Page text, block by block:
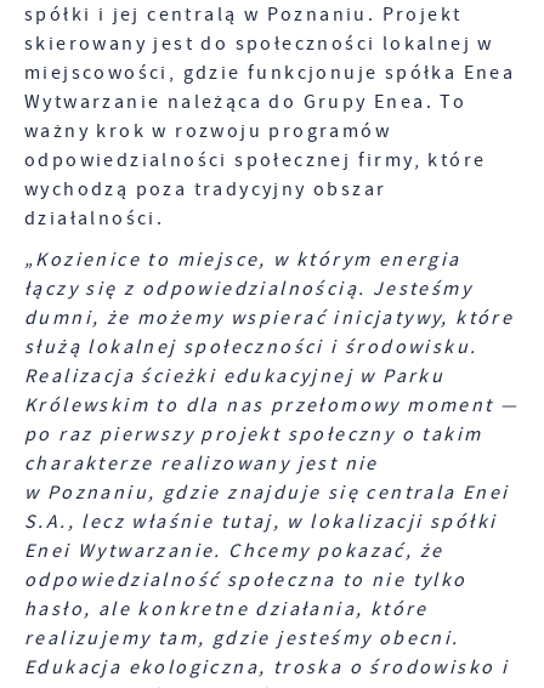
spółki i jej centralą w Poznaniu. Projekt
skierowany jest do społeczności lokalnej w
miejscowości, gdzie funkcjonuje spółka Enea
Wytwarzanie należąca do Grupy Enea. To
ważny krok w rozwoju programów
odpowiedzialności społecznej firmy, które
wychodzą poza tradycyjny obszar
działalności.
„Kozienice to miejsce, w którym energia
łączy się z odpowiedzialnością. Jesteśmy
dumni, że możemy wspierać inicjatywy, które
służą lokalnej społeczności i środowisku.
Realizacja ścieżki edukacyjnej w Parku
Królewskim to dla nas przełomowy moment —
po raz pierwszy projekt społeczny o takim
charakterze realizowany jest nie
w Poznaniu, gdzie znajduje się centrala Enei
S.A., lecz właśnie tutaj, w lokalizacji spółki
Enei Wytwarzanie. Chcemy pokazać, że
odpowiedzialność społeczna to nie tylko
hasło, ale konkretne działania, które
realizujemy tam, gdzie jesteśmy obecni.
Edukacja ekologiczna, troska o środowisko i